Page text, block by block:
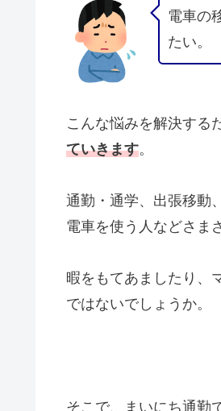
電車の
たい。
こんな悩みを解決する
ていきます。
通勤・通学、出張移動
電車を使う人などさま
暇をもてあましたり、
ではないでしょうか。
そこで、まいにち通勤